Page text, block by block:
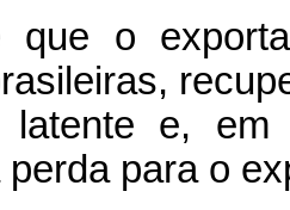
o
e, em
para o